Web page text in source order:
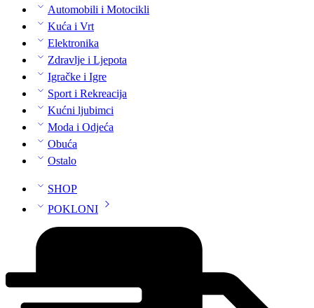
Automobili i Motocikli
Kuća i Vrt
Elektronika
Zdravlje i Ljepota
Igračke i Igre
Sport i Rekreacija
Kućni ljubimci
Moda i Odjeća
Obuća
Ostalo
SHOP
POKLONI